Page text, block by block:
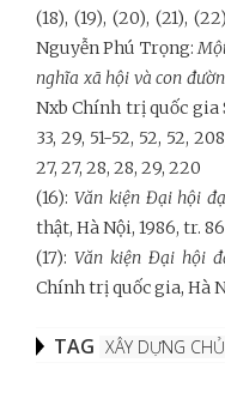
(18), (19), (20), (21),
Nguyễn Phú Trọng:
nghĩa xã hội và con
Nxb Chính trị quốc gia
33, 29, 51-52, 52, 52,
27, 27, 28, 28, 29, 220
(16): Văn kiện Đại hội
thật, Hà Nội, 1986, tr. 86
(17):Văn kiện Đại hội
Chính trị quốc gia, Hà
TAG XÂY DỰNG